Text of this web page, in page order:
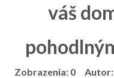
váš
Zobrazenia: 0 Autor: